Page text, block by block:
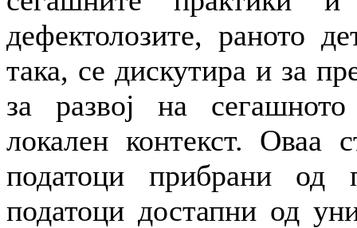
дефектолозите, раното
така, се дискутира и за
за развој на
локален контекст. Оваа
податоци прибрани од
податоци достапни од